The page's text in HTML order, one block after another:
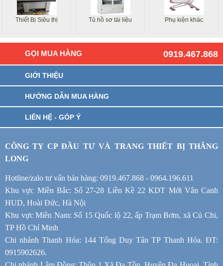
Thiết Bị Siêu thị Tủ hồ sơ tài liệu Phụ kiện khác
0919.467.868
GỌI MUA HÀNG
GIỚI THIỆU
HƯỚNG DẪN MUA HÀNG
LIÊN HỆ - GÓP Ý
CÔNG TY CP ĐẦU TƯ VÀ TRANG THIẾT BỊ THĂNG
LONG
Hotline/zalo tư vấn bán hàng: 0919.467.868 - 0964.196.611
Khu vực Miền Bắc: Số 27-28 Liền Kề 22 KDT Mới Vân Canh
HUD, Hoài Đức, Hà Nội
Khu vực Miền Nam: Số 15 Quốc lộ 22, ấp Trạm Bơm, xã Củ Chi,
TP Hồ Chí Minh
Chi nhánh Thanh Hóa: 144 Tống Duy Tân TP Thanh Hóa. ĐT:
0915902626.